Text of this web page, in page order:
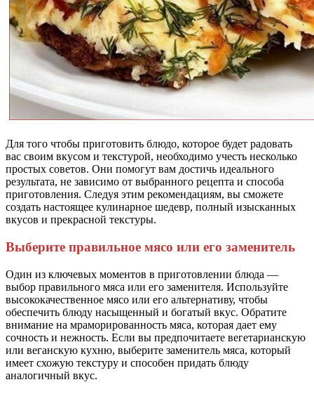
Для того чтобы приготовить блюдо, которое будет радовать
вас своим вкусом и текстурой, необходимо учесть несколько
простых советов. Они помогут вам достичь идеального
результата, не зависимо от выбранного рецепта и способа
приготовления. Следуя этим рекомендациям, вы сможете
создать настоящее кулинарное шедевр, полный изысканных
вкусов и прекрасной текстуры.
Выберите правильное мясо или его заменитель
Один из ключевых моментов в приготовлении блюда —
выбор правильного мяса или его заменителя. Используйте
высококачественное мясо или его альтернативу, чтобы
обеспечить блюду насыщенный и богатый вкус. Обратите
внимание на мраморированность мяса, которая дает ему
сочность и нежность. Если вы предпочитаете вегетарианскую
или веганскую кухню, выберите заменитель мяса, который
имеет схожую текстуру и способен придать блюду
аналогичный вкус.